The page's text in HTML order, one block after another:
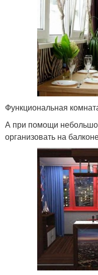
Функциональная
А при помощи
организовать на